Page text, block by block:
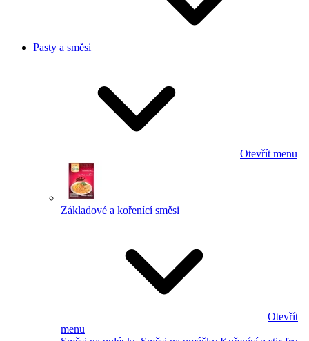
Pasty a směsi
Otevřít menu
Základové a kořenící směsi
Otevřít
menu